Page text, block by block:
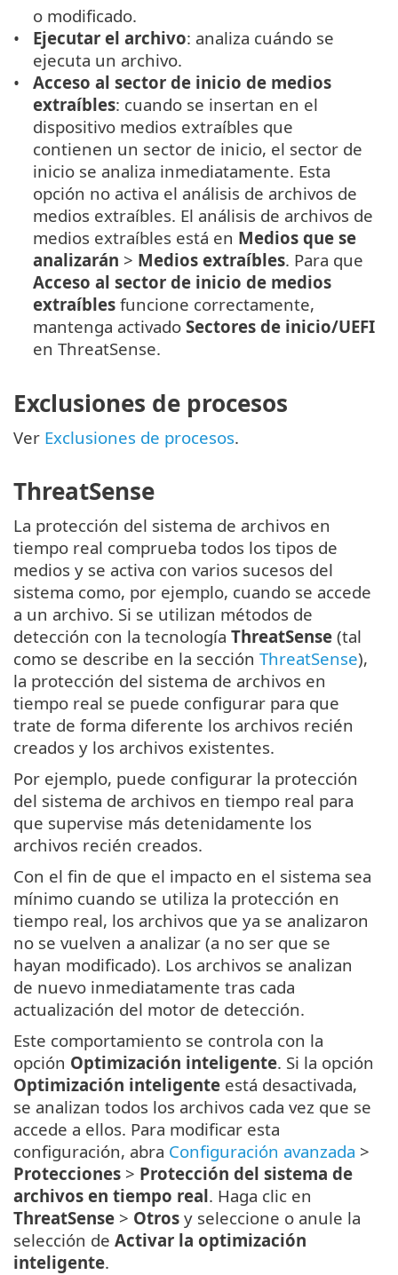
o modificado.
Ejecutar el archivo: analiza cuándo se
ejecuta un archivo.
Acceso al sector de inicio de medios
extraíbles: cuando se insertan en el
dispositivo medios extraíbles que
contienen un sector de inicio, el sector de
inicio se analiza inmediatamente. Esta
opción no activa el análisis de archivos de
medios extraíbles. El análisis de archivos de
medios extraíbles está en Medios que se
analizarán > Medios extraíbles. Para que
Acceso al sector de inicio de medios
extraíbles funcione correctamente,
mantenga activadoSectores de inicio/UEFI
en ThreatSense.
Exclusiones de procesos
Ver Exclusiones de procesos.
ThreatSense
La protección del sistema de archivos en
tiempo real comprueba todos los tipos de
medios y se activa con varios sucesos del
sistema como, por ejemplo, cuando se accede
a un archivo. Si se utilizan métodos de
detección con la tecnología ThreatSense (tal
como se describe en la sección ThreatSense),
la protección del sistema de archivos en
tiempo real se puede configurar para que
trate de forma diferente los archivos recién
creados y los archivos existentes.
Por ejemplo, puede configurar la protección
del sistema de archivos en tiempo real para
que supervise más detenidamente los
archivos recién creados.
Con el fin de que el impacto en el sistema sea
mínimo cuando se utiliza la protección en
tiempo real, los archivos que ya se analizaron
no se vuelven a analizar (a no ser que se
hayan modificado). Los archivos se analizan
de nuevo inmediatamente tras cada
actualización del motor de detección.
Este comportamiento se controla con la
opción Optimización inteligente. Si la opción
Optimización inteligente está desactivada,
se analizan todos los archivos cada vez que se
accede a ellos. Para modificar esta
configuración, abra Configuración avanzada >
Protecciones > Protección del sistema de
archivos en tiempo real. Haga clic en
ThreatSense > Otros y seleccione o anule la
selección de Activar la optimización
inteligente.